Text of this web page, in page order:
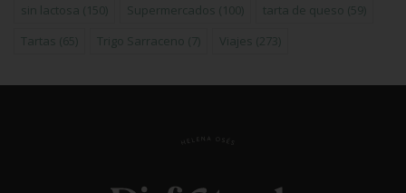
sin lactosa (150) Supermercados (100) tarta de queso (59)
Tartas (65) Trigo Sarraceno (7) Viajes (273)